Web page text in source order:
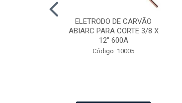
ELETRODO DE CARVÃO
ABIARC PARA CORTE 3/8 X
12" 600A
Código: 10005